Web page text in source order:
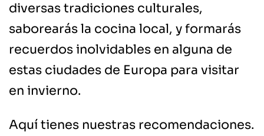
diversas tradiciones culturales,
saborearás la cocina local, y formarás
recuerdos inolvidables en alguna de
estas ciudades de Europa para visitar
en invierno.
Aquí tienes nuestras recomendaciones.